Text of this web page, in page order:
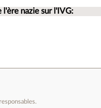
nazie sur l'IVG: